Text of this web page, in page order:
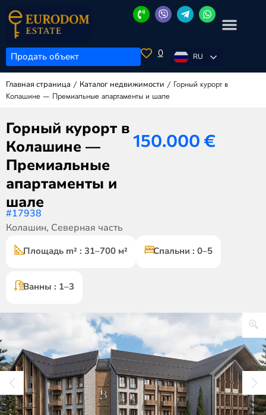
Продать объект 0 RU
Главная страница / Каталог недвижимости / Горный курорт в
Колашине — Премиальные апартаменты и шале
Горный курорт в
Колашине —
Премиальные
апартаменты и
шале
#17938
Колашин, Северная часть
150.000 €
Площадь m² : 31–700 м² Спальни : 0–5
Ванны : 1–3